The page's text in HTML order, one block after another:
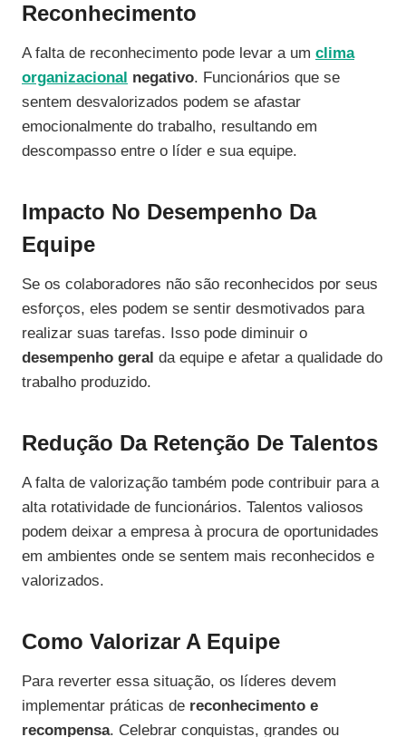
Reconhecimento
A falta de reconhecimento pode levar a um clima
organizacional negativo. Funcionários que se
sentem desvalorizados podem se afastar
emocionalmente do trabalho, resultando em
descompasso entre o líder e sua equipe.
Impacto No Desempenho Da
Equipe
Se os colaboradores não são reconhecidos por seus
esforços, eles podem se sentir desmotivados para
realizar suas tarefas. Isso pode diminuir o
desempenho geral da equipe e afetar a qualidade do
trabalho produzido.
Redução Da Retenção De Talentos
A falta de valorização também pode contribuir para a
alta rotatividade de funcionários. Talentos valiosos
podem deixar a empresa à procura de oportunidades
em ambientes onde se sentem mais reconhecidos e
valorizados.
Como Valorizar A Equipe
Para reverter essa situação, os líderes devem
implementar práticas de reconhecimento e
recompensa. Celebrar conquistas, grandes ou